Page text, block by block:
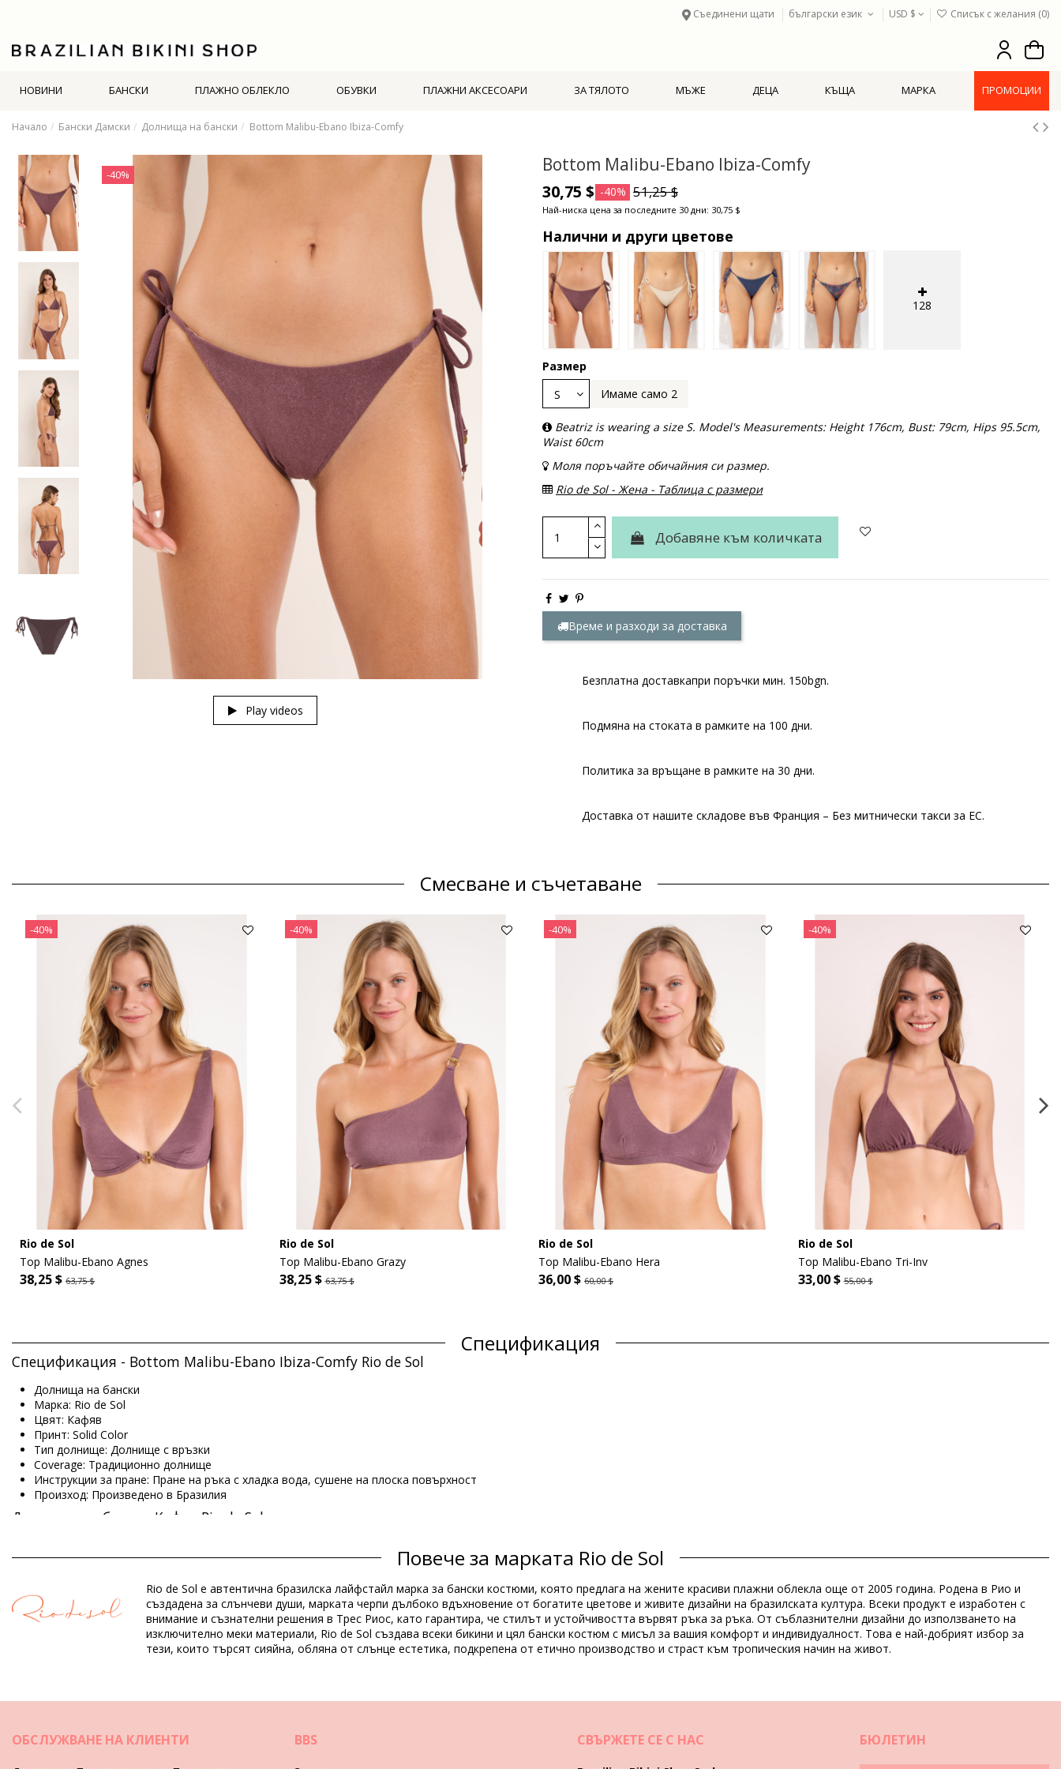
Съединени щати български език USD $ Списък с желания (0)
НОВИНИ БАНСКИ ПЛАЖНО ОБЛЕКЛО ОБУВКИ ПЛАЖНИ АКСЕСОАРИ ЗА ТЯЛОТО МЪЖЕ ДЕЦА КЪЩА МАРКА ПРОМОЦИИ
Начало Бански Дамски Долнища на бански Bottom Malibu-Ebano Ibiza-Comfy
-40%
Play videos
Bottom Malibu-Ebano Ibiza-Comfy
30,75 $ -40% 51,25 $
Най-ниска цена за последните 30 дни: 30,75 $
Налични и други цветове
128
Размер
Имаме само 2
Beatriz is wearing a size S. Model's Measurements: Height 176cm, Bust: 79cm, Hips 95.5cm,
Waist 60cm
Моля поръчайте обичайния си размер.
Rio de Sol - Жена - Таблица с размери
Добавяне към количката
Време и разходи за доставка
Безплатна доставкапри поръчки мин. 150bgn.
Подмяна на стоката в рамките на 100 дни.
Политика за връщане в рамките на 30 дни.
Доставка от нашите складове във Франция – Без митнически такси за ЕС.
Смесване и съчетаване
-40%
Rio de Sol
Top Malibu-Ebano Agnes
38,25 $ 63,75 $
-40%
Rio de Sol
Top Malibu-Ebano Grazy
38,25 $63,75 $
-40%
Rio de Sol
Top Malibu-Ebano Hera
36,00 $ 60,00 $
-40%
Rio de Sol
Top Malibu-Ebano Tri-Inv
33,00 $55,00 $
Спецификация
Спецификация - Bottom Malibu-Ebano Ibiza-Comfy Rio de Sol
Долнища на бански
Марка: Rio de Sol
Цвят: Кафяв
Принт: Solid Color
Тип долнище: Долнище с връзки
Coverage: Традиционно долнище
Инструкции за пране: Пране на ръка с хладка вода, сушене на плоска повърхност
Произход: Произведено в Бразилия
Долнища на бански Кафяв Rio de Sol
Състав: 84% Biodegradable Nylon (AMNI SOUL ECO), 16% Spandex (LYCRA) - OEKO-TEX - Chlorine Resistant
Подплата: 84% Biodegradable Nylon (AMNI SOUL ECO), 16% Spandex (LYCRA) - OEKO-TEX - Chlorine Resistant
UV Protection: UPF 50+
Продуктова информация
Отдел: ЖЕНИ, Долнища на бански
Пакетът включва: 1 x Долнища на бански (Други аксесоари не са включени)
EAN: S (7899810384751), M (7899810384744), L (7899810384737), XL (7899810384720)
Ретуширани снимки
Повече за марката Rio de Sol
Rio de Sol е автентична бразилска лайфстайл марка за бански костюми, която предлага на жените красиви плажни облекла още от 2005 година. Родена в Рио и
създадена за слънчеви души, марката черпи дълбоко вдъхновение от богатите цветове и живите дизайни на бразилската култура. Всеки продукт е изработен с
внимание и съзнателни решения в Трес Риос, като гарантира, че стилът и устойчивостта вървят ръка за ръка. От съблазнителни дизайни до използването на
изключително меки материали, Rio de Sol създава всеки бикини и цял бански костюм с мисъл за вашия комфорт и индивидуалност. Това е най-добрият избор за
тези, които търсят сияйна, обляна от слънце естетика, подкрепена от етично производство и страст към тропическия начин на живот.
ОБСЛУЖВАНЕ НА КЛИЕНТИ BBS СВЪРЖЕТЕ СЕ С НАС БЮЛЕТИН